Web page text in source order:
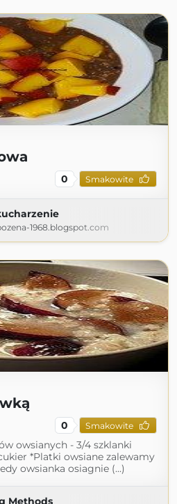
0 Smakowite
1968.blogspot.com
0 Smakowite
owsianych - 3/4 szklanki
*Platki owsiane zalewamy
owsianka osiagnie (...)
Methods